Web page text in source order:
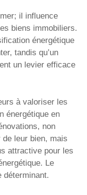
il influence
biens immobiliers.
énergétique
tandis qu’un
un levier efficace
à valoriser les
énergétique en
non
leur bien, mais
attractive pour les
Le
déterminant.